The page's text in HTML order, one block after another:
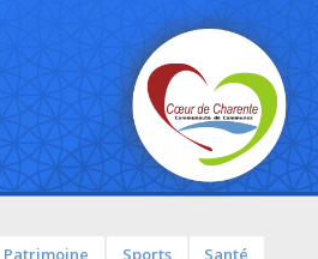
Patrimoine Sports
Santé